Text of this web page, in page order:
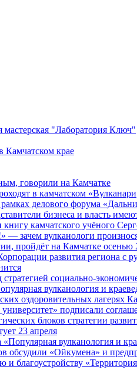
мастерская "Лаборатория Ключ"
Камчатском крае
говорили на Камчатке
в камчатском
делового форума
бизнеса и власть
камчатского учёного
зачем вулканологи
пройдёт на Камчатке осенью
развития региона с
социально-
вулканология и
оздоровительных лагерях
подписали
блоков стратегии
23 апреля
вулканология и
обсудили «Ойкумена» и
и благоустройству